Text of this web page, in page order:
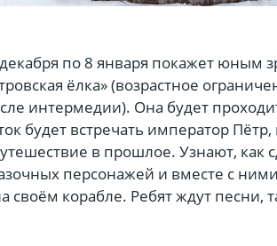
по 8 января покажет юным
ёлка» (возрастное
интермедии). Она будет
будет встречать император
в прошлое. Узнают, как
персонажей и вместе с ними
своём корабле. Ребят ждут песни,